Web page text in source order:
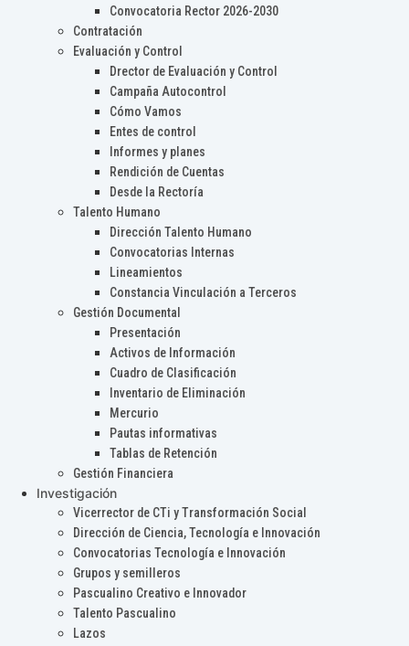
Convocatoria Rector 2026-2030
Contratación
Evaluación y Control
Drector de Evaluación y Control
Campaña Autocontrol
Cómo Vamos
Entes de control
Informes y planes
Rendición de Cuentas
Desde la Rectoría
Talento Humano
Dirección Talento Humano
Convocatorias Internas
Lineamientos
Constancia Vinculación a Terceros
Gestión Documental
Presentación
Activos de Información
Cuadro de Clasificación
Inventario de Eliminación
Mercurio
Pautas informativas
Tablas de Retención
Gestión Financiera
Investigación
Vicerrector de CTi y Transformación Social
Dirección de Ciencia, Tecnología e Innovación
Convocatorias Tecnología e Innovación
Grupos y semilleros
Pascualino Creativo e Innovador
Talento Pascualino
Lazos